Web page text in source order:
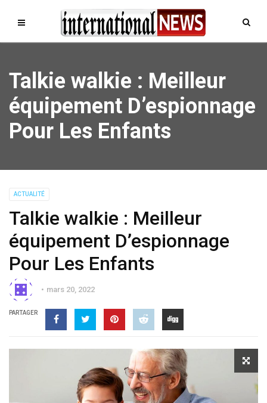
Talkie walkie : Meilleur
équipement D’espionnage
Pour Les Enfants
ACTUALITÉ
Talkie walkie : Meilleur
équipement D’espionnage
Pour Les Enfants
mars 20, 2022
PARTAGER